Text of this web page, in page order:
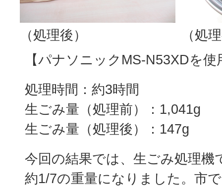
（処理後）
（処
【パナソニックMS-N53XDを
処理時間：約3時間
生ごみ量（処理前）：1,041g
生ごみ量（処理後）：147g
今回の結果では、生ごみ処理機
約1/7の重量になりました。市